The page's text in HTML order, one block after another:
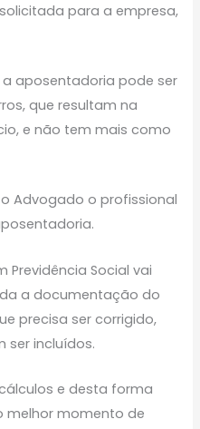
para a empresa,
aposentadoria pode ser
que resultam na
e não tem mais como
Advogado o profissional
Previdência Social vai
a documentação do
precisa ser corrigido,
ser incluídos.
e desta forma
melhor momento de